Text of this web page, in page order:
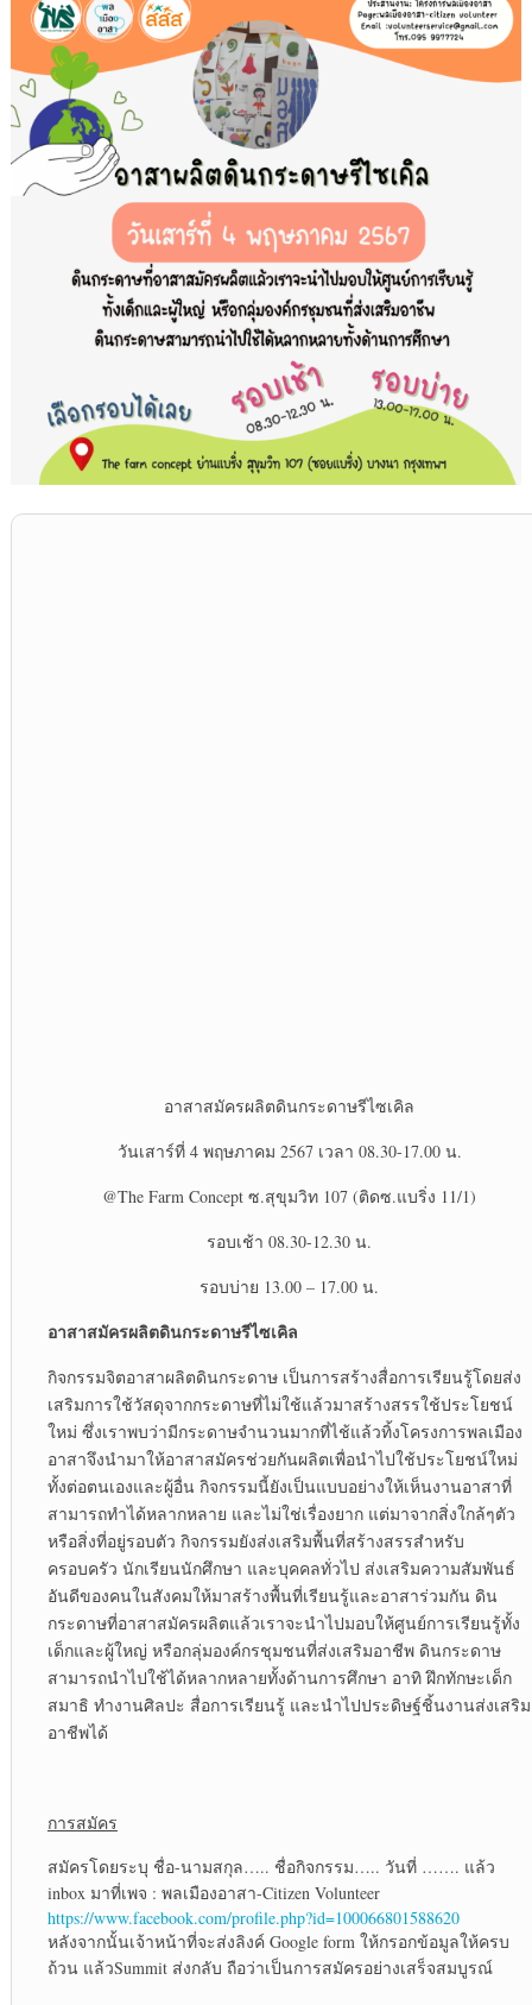
อาสาสมัครผลิตดินกระดาษรีไซเคิล
วันเสาร์ที่ 4 พฤษภาคม 2567 เวลา 08.30-17.00 น.
@The Farm Concept ซ.สุขุมวิท 107 (ติดซ.แบริ่ง 11/1)
รอบเช้า 08.30-12.30 น.
รอบบ่าย 13.00 – 17.00 น.
อาสาสมัครผลิตดินกระดาษรีไซเคิล
กิจกรรมจิตอาสาผลิตดินกระดาษ เป็นการสร้างสื่อการเรียนรู้โดยส่ง
เสริมการใช้วัสดุจากกระดาษที่ไม่ใช้แล้วมาสร้างสรรใช้ประโยชน์
ใหม่ ซึ่งเราพบว่ามีกระดาษจำนวนมากที่ไช้แล้วทิ้งโครงการพลเมือง
อาสาจึงนำมาให้อาสาสมัครช่วยกันผลิตเพื่อนำไปใช้ประโยชน์ใหม่
ทั้งต่อตนเองและผู้อื่น กิจกรรมนี้ยังเป็นแบบอย่างให้เห็นงานอาสาที่
สามารถทำได้หลากหลาย และไม่ใช่เรื่องยาก แต่มาจากสิ่งใกล้ๆตัว
หรือสิ่งที่อยู่รอบตัว กิจกรรมยังส่งเสริมพื้นที่สร้างสรรสำหรับ
ครอบครัว นักเรียนนักศึกษา และบุคคลทั่วไป ส่งเสริมความสัมพันธ์
อันดีของคนในสังคมให้มาสร้างพื้นที่เรียนรู้และอาสาร่วมกัน ดิน
กระดาษที่อาสาสมัครผลิตแล้วเราจะนำไปมอบให้ศูนย์การเรียนรู้ทั้ง
เด็กและผู้ใหญ่ หรือกลุ่มองค์กรชุมชนที่ส่งเสริมอาชีพ ดินกระดาษ
สามารถนำไปใช้ได้หลากหลายทั้งด้านการศึกษา อาทิ ฝึกทักษะเด็ก
สมาธิ ทำงานศิลปะ สื่อการเรียนรู้ และนำไปประดิษฐ์ชิ้นงานส่งเสริม
อาชีพได้
การสมัคร
สมัครโดยระบุ ชื่อ-นามสกุล….. ชื่อกิจกรรม….. วันที่ ……. แล้ว
inbox มาที่เพจ : พลเมืองอาสา-Citizen Volunteer
https://www.facebook.com/profile.php?id=100066801588620
หลังจากนั้นเจ้าหน้าที่จะส่งลิงค์ Google form ให้กรอกข้อมูลให้ครบ
ถ้วน แล้วSummit ส่งกลับ ถือว่าเป็นการสมัครอย่างเสร็จสมบูรณ์